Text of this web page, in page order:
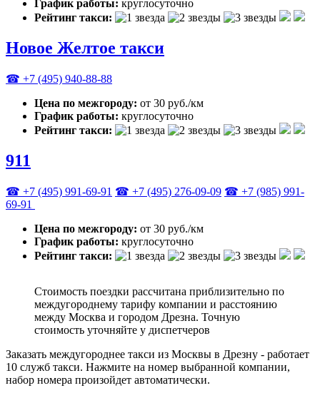
График работы: круглосуточно
Рейтинг такси:
Новое Желтое такси
☎ +7 (495) 940-88-88
Цена по межгороду: от 30 руб./км
График работы: круглосуточно
Рейтинг такси:
911
☎ +7 (495) 991-69-91 ☎ +7 (495) 276-09-09 ☎ +7 (985) 991-
69-91
Цена по межгороду: от 30 руб./км
График работы: круглосуточно
Рейтинг такси:
Стоимость поездки рассчитана приблизительно по
междугороднему тарифу компании и расстоянию
между Москва и городом Дрезна. Точную
стоимость уточняйте у диспетчеров
Заказать междугороднее такси из Москвы в Дрезну - работает
10 служб такси. Нажмите на номер выбранной компании,
набор номера произойдет автоматически.